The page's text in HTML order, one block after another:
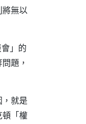
將無以
」的
題，
就是
頓「權